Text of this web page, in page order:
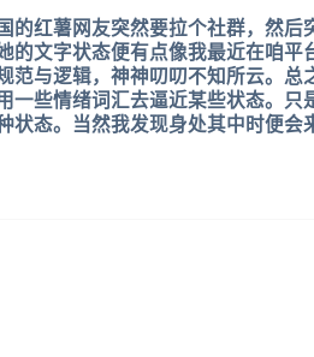
的红薯网友突然要拉个社群，然后
的文字状态便有点像我最近在咱平
范与逻辑，神神叨叨不知所云。总
一些情绪词汇去逼近某些状态。只
状态。当然我发现身处其中时便会